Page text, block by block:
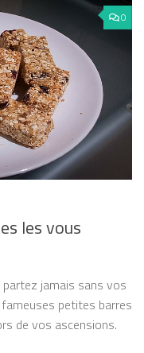
0
les vous
jamais sans vos
fameuses petites barres
de vos ascensions.